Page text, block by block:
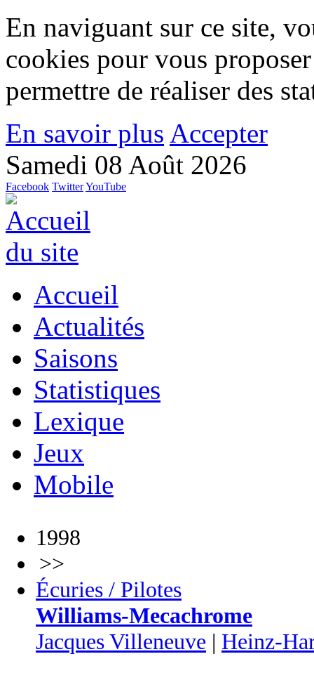
En naviguant sur ce site,
cookies pour vous
permettre de réaliser des
En savoir plus Accepter
Samedi 08 Août 2026
Facebook TwitterYouTube
Accueil
Actualités
Saisons
Statistiques
Lexique
Jeux
Mobile
1998
>>
Écuries / Pilotes
Williams-Mecachrome
Jacques Villeneuve | Heinz-